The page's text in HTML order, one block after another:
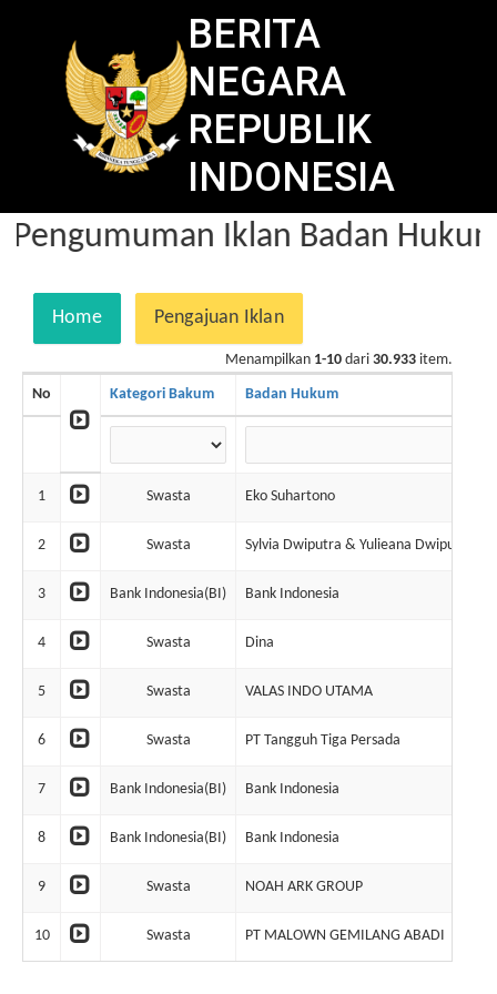
BERITA
NEGARA
REPUBLIK
INDONESIA
Pengumuman Iklan Badan
Home Pengajuan Iklan
Menampilkan 1-10 dari 30.933 item.
No Kategori Bakum Badan Hukum
1 Swasta Eko Suhartono
2 Swasta Sylvia Dwiputra & Yulieana Dwiputra
3 Bank Indonesia(BI) Bank Indonesia
4 Swasta Dina
5 Swasta VALAS INDO UTAMA
6 Swasta PT Tangguh Tiga Persada
7 Bank Indonesia(BI) Bank Indonesia
8 Bank Indonesia(BI) Bank Indonesia
9 Swasta NOAH ARK GROUP
10 Swasta PT MALOWN GEMILANG ABADI